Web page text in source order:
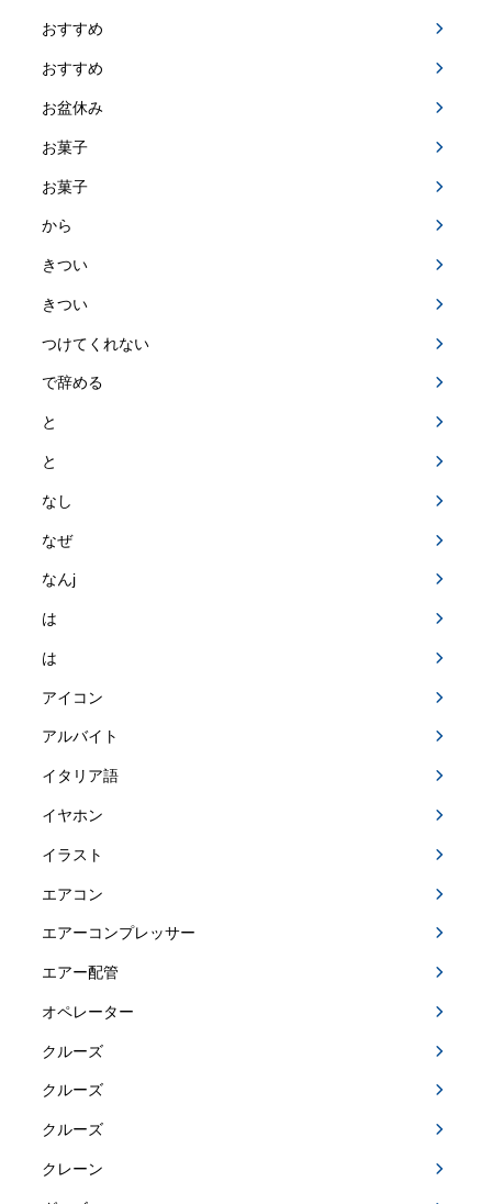
おすすめ
おすすめ
お盆休み
お菓子
お菓子
から
きつい
きつい
つけてくれない
で辞める
と
と
なし
なぜ
なんj
は
は
アイコン
アルバイト
イタリア語
イヤホン
イラスト
エアコン
エアーコンプレッサー
エアー配管
オペレーター
クルーズ
クルーズ
クルーズ
クレーン